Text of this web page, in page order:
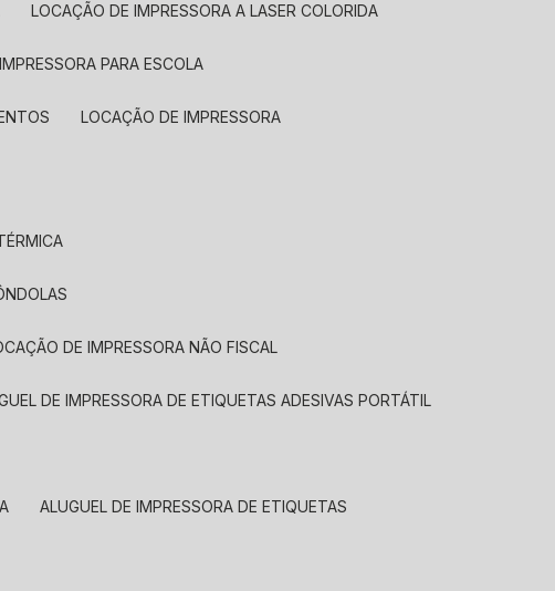
LOCAÇÃO DE IMPRESSORA A LASER COLORIDA
PARA ESCOLA
LOCAÇÃO DE IMPRESSORA
DE IMPRESSORA NÃO FISCAL
DE IMPRESSORA DE ETIQUETAS ADESIVAS PORTÁTIL
ALUGUEL DE IMPRESSORA DE ETIQUETAS